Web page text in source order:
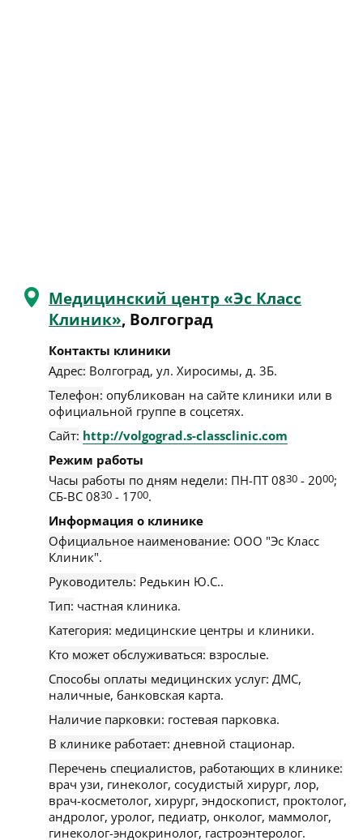
Медицинский центр «Эс Класс
Клиник», Волгоград
Контакты клиники
Адрес: Волгоград, ул. Хиросимы, д. 3Б.
Телефон: опубликован на сайте клиники или в
официальной группе в соцсетях.
Сайт: http://volgograd.s-classclinic.com
Режим работы
Часы работы по дням недели: ПН-ПТ 0830 - 2000;
СБ-ВС 0830 - 1700.
Информация о клинике
Официальное наименование: ООО "Эс Класс
Клиник".
Руководитель: Редькин Ю.С..
Тип: частная клиника.
Категория: медицинские центры и клиники.
Кто может обслуживаться: взрослые.
Способы оплаты медицинских услуг: ДМС,
наличные, банковская карта.
Наличие парковки: гостевая парковка.
В клинике работает: дневной стационар.
Перечень специалистов, работающих в клинике:
врач узи, гинеколог, сосудистый хирург, лор,
врач-косметолог, хирург, эндоскопист, проктолог,
андролог, уролог, педиатр, онколог, маммолог,
гинеколог-эндокринолог, гастроэнтеролог.